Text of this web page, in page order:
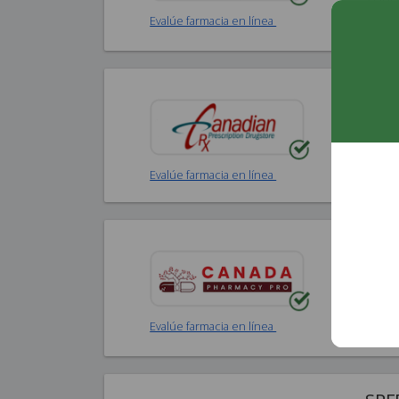
Evalúe farmacia en línea
Evalúe farmacia en línea
Evalúe farmacia en línea